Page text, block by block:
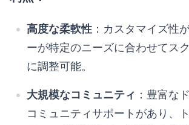
高度な柔軟性 ：カスタマイズ性
ーが特定のニーズに合わせてス
に調整可能。
大規模なコミュニティ ：豊富な
コミュニティサポートがあり、